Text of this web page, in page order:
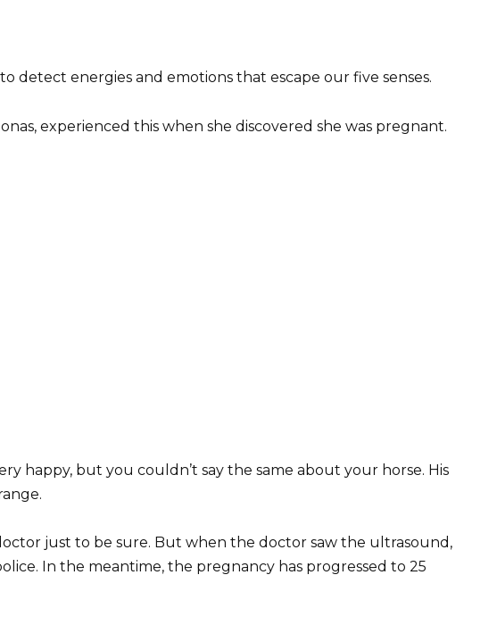
detect energies and emotions that escape our five senses.
experienced this when she discovered she was pregnant.
happy, but you couldn’t say the same about your horse. His
just to be sure. But when the doctor saw the ultrasound,
In the meantime, the pregnancy has progressed to 25